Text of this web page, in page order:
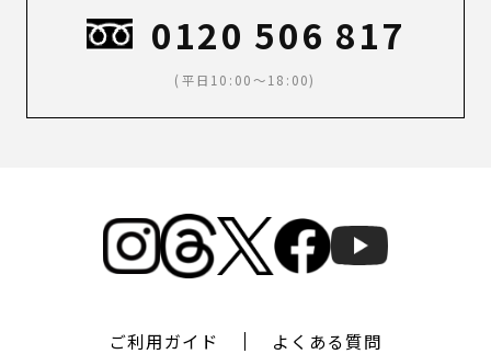
0120 506 817
(平日10:00～18:00)
ご利用ガイド
よくある質問